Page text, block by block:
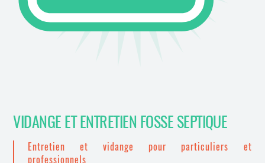
VIDANGE ET ENTRETIEN FOSSE SEPTIQUE
Entretien et vidange pour particuliers et
professionnels